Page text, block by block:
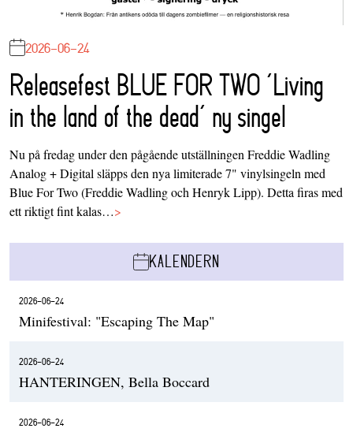
2026-06-24
Releasefest BLUE FOR TWO ‘Living
in the land of the dead’ ny singel
Nu på fredag under den pågående utställningen Freddie Wadling
Analog + Digital släpps den nya limiterade 7" vinylsingeln med
Blue For Two (Freddie Wadling och Henryk Lipp). Detta firas med
ett riktigt fint kalas…>
KALENDERN
2026-06-24
Minifestival: "Escaping The Map"
2026-06-24
HANTERINGEN, Bella Boccard
2026-06-24